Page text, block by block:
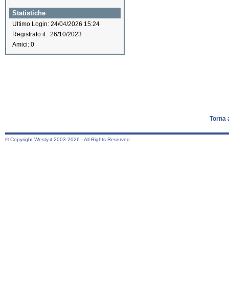
Statistiche
Ultimo Login: 24/04/2026 15:24
Registrato il : 26/10/2023
Amici: 0
Torna
© Copyright Westy.it 2003-2026 - All Rights Reserved